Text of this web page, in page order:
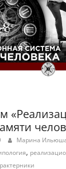
Марина
,